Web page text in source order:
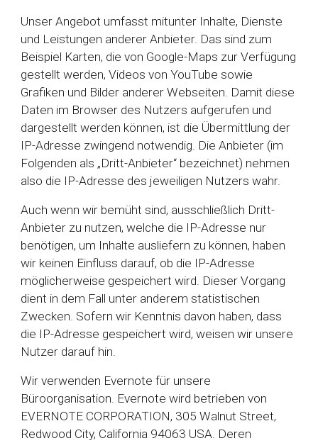
Unser Angebot umfasst mitunter Inhalte, Dienste
und Leistungen anderer Anbieter. Das sind zum
Beispiel Karten, die von Google-Maps zur Verfügung
gestellt werden, Videos von YouTube sowie
Grafiken und Bilder anderer Webseiten. Damit diese
Daten im Browser des Nutzers aufgerufen und
dargestellt werden können, ist die Übermittlung der
IP-Adresse zwingend notwendig. Die Anbieter (im
Folgenden als „Dritt-Anbieter“ bezeichnet) nehmen
also die IP-Adresse des jeweiligen Nutzers wahr.
Auch wenn wir bemüht sind, ausschließlich Dritt-
Anbieter zu nutzen, welche die IP-Adresse nur
benötigen, um Inhalte ausliefern zu können, haben
wir keinen Einfluss darauf, ob die IP-Adresse
möglicherweise gespeichert wird. Dieser Vorgang
dient in dem Fall unter anderem statistischen
Zwecken. Sofern wir Kenntnis davon haben, dass
die IP-Adresse gespeichert wird, weisen wir unsere
Nutzer darauf hin.
Wir verwenden Evernote für unsere
Büroorganisation. Evernote wird betrieben von
EVERNOTE CORPORATION, 305 Walnut Street,
Redwood City, California 94063 USA. Deren